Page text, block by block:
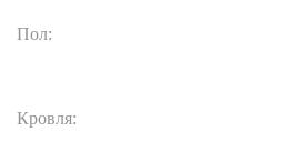
Пол:
Кровля: